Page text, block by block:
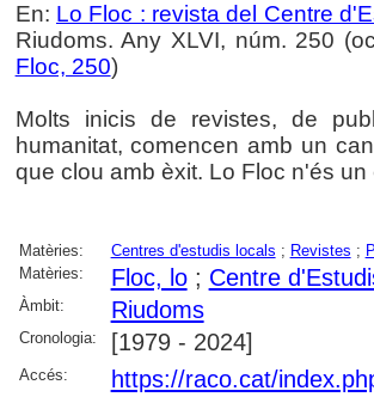
En: Lo Floc : revista del Centre
Riudoms. Any XLVI, núm. 250
Floc, 250)
Molts inicis de revistes, de
humanitat, comencen amb un
que clou amb èxit. Lo Floc n'és un
Matèries: Centres d'estudis locals ; Revistes ;
Matèries:
Floc, lo; Centre
Àmbit: Riudoms
Cronologia: [1979 - 2024]
Accés: https://raco.cat/